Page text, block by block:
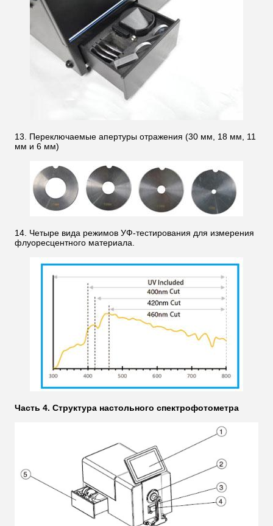
13. Переключаемые апертуры отражения (30 мм, 18 мм, 11
мм и 6 мм)
14. Четыре вида режимов УФ-тестирования для измерения
флуоресцентного материала.
Часть 4. Структура настольного спектрофотометра